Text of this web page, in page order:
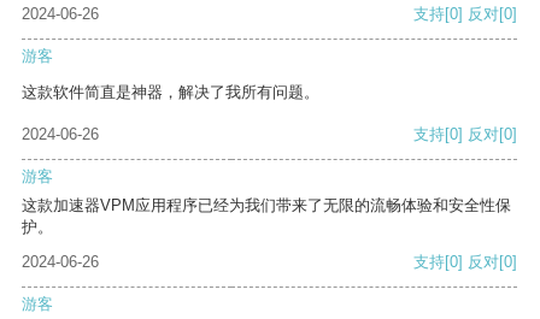
2024-06-26
支持[0] 反对[0]
游客
这款软件简直是神器，解决了我所有问题。
2024-06-26 支持[0] 反对[0]
游客
这款加速器VPM应用程序已经为我们带来了无限的流畅体验和安全性保
护。
2024-06-26
支持[0] 反对[0]
游客